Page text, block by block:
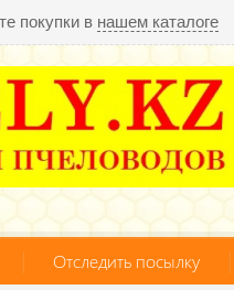
покупки в нашем каталоге
Отследить посылку